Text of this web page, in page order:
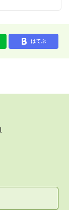
はてぶ